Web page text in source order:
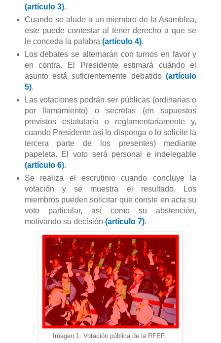
(artículo 3).
Cuando se alude a un miembro de la Asamblea,
este puede contestar al tener derecho a que se
le conceda la palabra (artículo 4).
Los debates se alternarán con turnos en favor y
en contra. El Presidente estimará cuándo el
asunto está suficientemente debatido(artículo
5).
Las votaciones podrán ser públicas (ordinarias o
por llamamiento) o secretas (en supuestos
previstos estatutaria o reglamentariamente y,
cuando Presidente así lo disponga o lo solicite la
tercera parte de los presentes) mediante
papeleta. El voto será personal e indelegable
(artículo 6).
Se realiza el escrutinio cuando concluye la
votación y se muestra el resultado. Los
miembros pueden solicitar que conste en acta su
voto particular, así como su abstención,
motivando su decisión (artículo 7).
Imagen 1. Votación pública de la RFEF.